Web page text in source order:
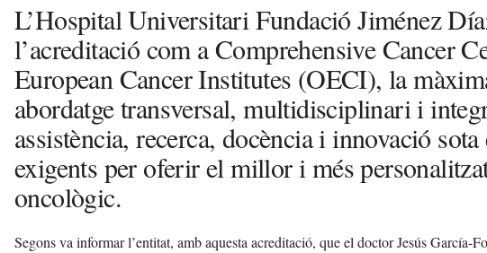
L’Hospital Universitari Fundació Jiménez
l’acreditació com a Comprehensive Cancer
European Cancer Institutes (OECI), la
abordatge transversal, multidisciplinari i
assistència, recerca, docència i innovació
exigents per oferir el millor i més
oncològic.
Segons va informar l’entitat, amb aquesta acreditació, que el doctor Jesús García-